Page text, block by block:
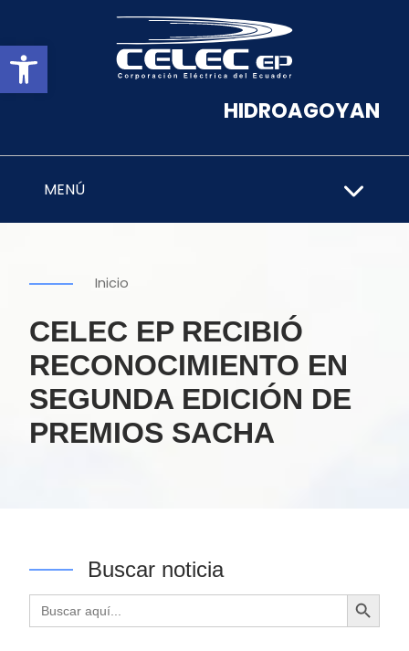
Abrir barra de herramientas
HIDROAGOYAN
MENÚ
Inicio
CELEC EP RECIBIÓ
RECONOCIMIENTO EN
SEGUNDA EDICIÓN DE
PREMIOS SACHA
Buscar noticia
Buscar: Botón de búsqueda